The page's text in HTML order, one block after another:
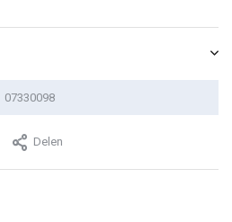
07330098
Delen